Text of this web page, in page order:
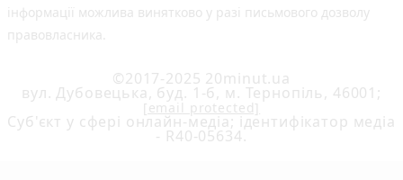
інформації можлива винятково у разі письмового дозволу
правовласника.
©2017-2025 20minut.ua
вул. Дубовецька, буд. 1-б, м. Тернопіль, 46001;
[email protected]
Cуб'єкт у сфері онлайн-медіа; ідентифікатор медіа
- R40-05634.